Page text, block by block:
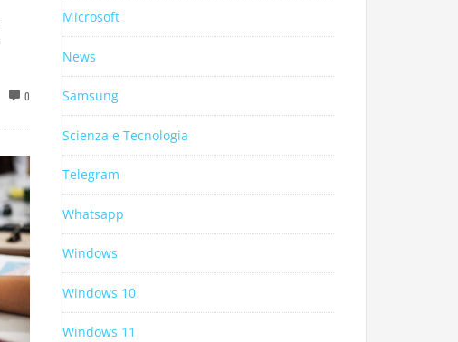
0
Microsoft
News
Samsung
Scienza e Tecnologia
Telegram
Whatsapp
Windows
Windows 10
Windows 11